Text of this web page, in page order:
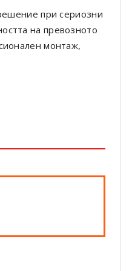
при сериозни
на превозното
монтаж,